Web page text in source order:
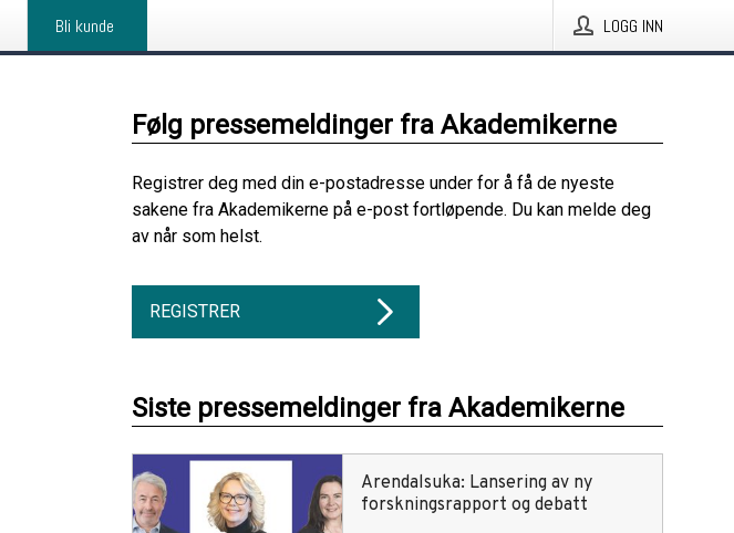
Bli kunde LOGG INN
Følg pressemeldinger fra Akademikerne
Registrer deg med din e-postadresse under for å få de nyeste
sakene fra Akademikerne på e-post fortløpende. Du kan melde deg
av når som helst.
REGISTRER
Siste pressemeldinger fra Akademikerne
Arendalsuka: Lansering av ny
forskningsrapport og debatt